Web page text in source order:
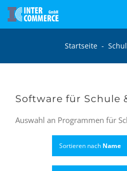
Zum
Inhalt
Hörbücher
Startseite-
Software für Schule
Auswahl an Programmen für
Sortieren nach Name